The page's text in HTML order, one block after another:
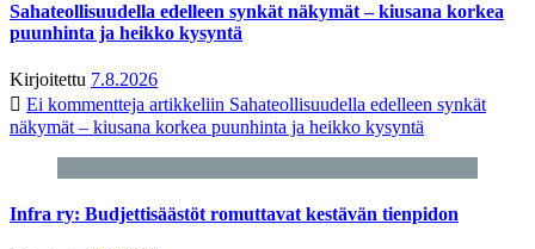
Sahateollisuudella edelleen synkät näkymät – kiusana korkea
puunhinta ja heikko kysyntä
Kirjoitettu 7.8.2026
Ei kommentteja artikkeliin Sahateollisuudella edelleen synkät
näkymät – kiusana korkea puunhinta ja heikko kysyntä
Infra ry: Budjettisäästöt romuttavat kestävän tienpidon